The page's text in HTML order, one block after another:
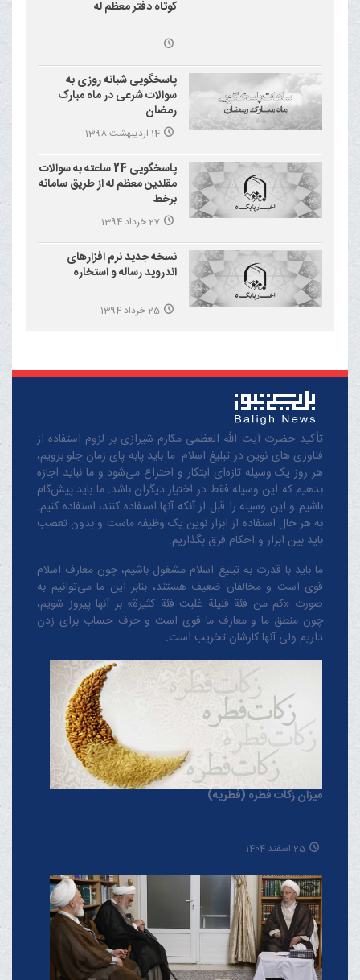
کوتاه دفتر معظم له
پاسخگویی شبانه روزی به
سوالات شرعی در ماه مبارک
رمضان
14 اردیبهشت 1398
پاسخگویی 24 ساعته به سوالات
مقلدین معظم له از طریق سامانه
برخط
27 خرداد 1394
نسخه جدید نرم افزارهای
اندروید رساله و استخاره
25 خرداد 1394
تأکید حضرت آیت الله العظمی مکارم شیرازی بر لزوم استفاده از
فناوری های نوین در تبلیغ اسلام: ما باید پابه پای زمان جلو برویم،
هر روز یک وسیله تازه‌ای ابتکار و اختراع می‌شود و ما نباید اجازه
بدهیم که این وسیله فقط در اختیار دیگران باشد. ما باید پیش‌گام
باشیم و این وسیله را قبل از آنکه آنها استفاده کنند، استفاده کنیم.
به هر حال استفاده از ابزار نوین یک وظیفه ماست و بدون تعصب
باید بین ابزار و احکام فرق بگذاریم.
ما باید با قدرت به تبلیغ اسلام مشغول باشیم، چون معارف اسلام
قوی است و مخالفان ضعیف هستند، بنابر این ما می‌توانیم به
صورت «کم من فئة قلیلة غلبت فئة کثیرة» بر آنها پیروز شویم،
چون منطق‌ ما و معارف ‌ما قوی است و حرف حساب برای زدن
داریم ولی آنها کارشان تخریب است.
میزان زکات فطره (فطریه)
25 اسفند 1404